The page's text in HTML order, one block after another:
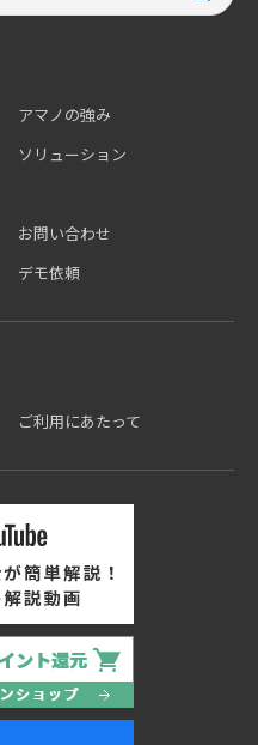
アマノの強み
ソリューション
お問い合わせ
デモ依頼
ご利用にあたって